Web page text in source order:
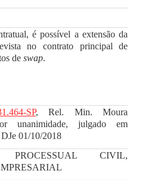
é possível a extensão da
no contrato principal de
deswap.
SP, Rel. Min. Moura
unanimidade, julgado em
01/10/2018
PROCESSUAL CIVIL,